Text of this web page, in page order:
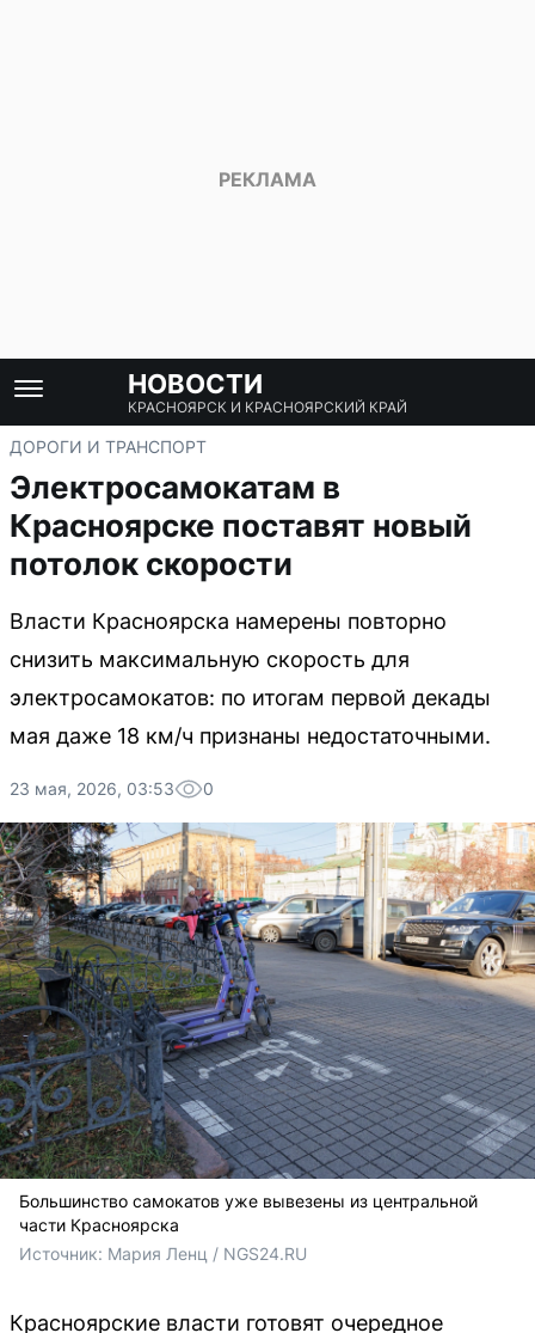
НОВОСТИ
КРАСНОЯРСК И КРАСНОЯРСКИЙ КРАЙ
ДОРОГИ И ТРАНСПОРТ
Электросамокатам в
Красноярске поставят новый
потолок скорости
Власти Красноярска намерены повторно
снизить максимальную скорость для
электросамокатов: по итогам первой декады
мая даже 18 км/ч признаны недостаточными.
23 мая, 2026, 03:53 0
Большинство самокатов уже вывезены из центральной
части Красноярска
Источник: Мария Ленц / NGS24.RU
Красноярские власти готовят очередное